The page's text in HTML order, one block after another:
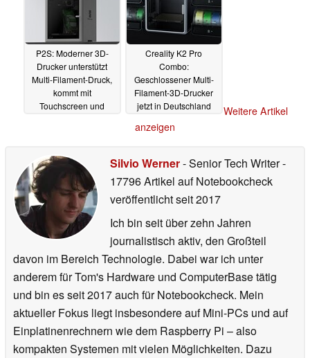
P2S: Moderner 3D-
Drucker unterstützt
Multi-Filament-Druck,
kommt mit
Touchscreen und
Creality K2 Pro
Combo:
Geschlossener Multi-
Filament-3D-Drucker
jetzt in Deutschland
Weitere Artikel
anzeigen
Silvio Werner- Senior Tech Writer-
17796 Artikel auf Notebookcheck
veröffentlichtseit 2017
Ich bin seit über zehn Jahren
journalistisch aktiv, den Großteil
davon im Bereich Technologie. Dabei war ich unter
anderem für Tom's Hardware und ComputerBase tätig
und bin es seit 2017 auch für Notebookcheck. Mein
aktueller Fokus liegt insbesondere auf Mini-PCs und auf
Einplatinenrechnern wie dem Raspberry Pi – also
kompakten Systemen mit vielen Möglichkeiten. Dazu